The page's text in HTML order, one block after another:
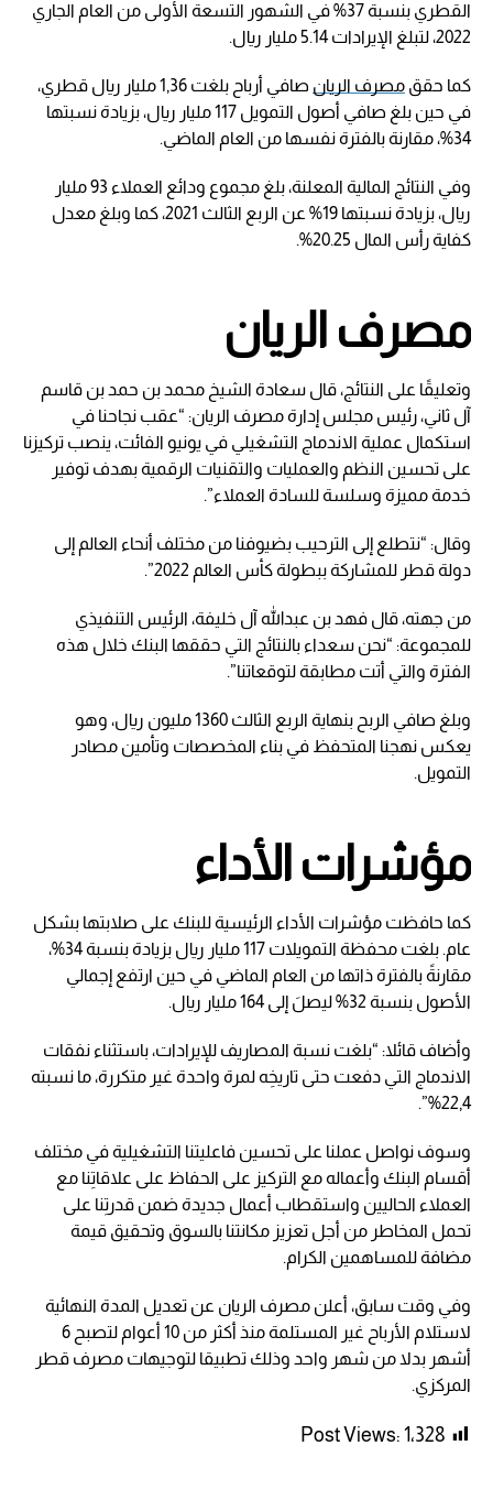
القطري بنسبة 37% في الشهور التسعة الأولى من العام الجاري
2022، لتبلغ الإيرادات 5.14 مليار ريال.
كما حقق مصرف الريان
صافي أرباح بلغت 1,36 مليار ريال قطري،
في حين بلغ صافي أصول التمويل 117 مليار ريال، بزيادة نسبتها
34%، مقارنة بالفترة نفسها من العام الماضي.
وفي النتائج المالية المعلنة، بلغ مجموع ودائع العملاء 93 مليار
ريال، بزيادة نسبتها 19% عن الربع الثالث 2021، كما وبلغ معدل
كفاية رأس المال 20.25%.
مصرف الريان
وتعليقًا على النتائج، قال سعادة الشيخ محمد بن حمد بن قاسم
آل ثاني، رئيس مجلس إدارة مصرف الريان: “عقب نجاحنا في
استكمال عملية الاندماج التشغيلي في يونيو الفائت، ينصب تركيزنا
على تحسين النظم والعمليات والتقنيات الرقمية بهدف توفير
خدمة مميزة وسلسة للسادة العملاء”.
وقال: “نتطلع إلى الترحيب بضيوفنا من مختلف أنحاء العالم إلى
دولة قطر للمشاركة ببطولة كأس العالم 2022”.
من جهته، قال فهد بن عبدالله آل خليفة، الرئيس التنفيذي
للمجموعة: “نحن سعداء بالنتائج التي حققها البنك خلال هذه
الفترة والتي أتت مطابقة لتوقعاتنا”.
وبلغ صافي الربح بنهاية الربع الثالث 1360 مليون ريال، وهو
يعكس نهجنا المتحفظ في بناء المخصصات وتأمين مصادر
التمويل.
مؤشرات الأداء
كما حافظت مؤشرات الأداء الرئيسية للبنك على صلابتها بشكل
عام. بلغت محفظة التمويلات 117 مليار ريال بزيادة بنسبة 34%،
مقارنةً بالفترة ذاتها من العام الماضي في حين ارتفع إجمالي
الأصول بنسبة 32% ليصلَ إلى 164 مليار ريال.
وأضاف قائلا: “بلغت نسبة المصاريف للإيرادات، باستثناء نفقات
الاندماج التي دفعت حتى تاريخِه لمرة واحدة غير متكررة، ما نسبته
22,4%”.
وسوف نواصل عملنا على تحسين فاعليتنا التشغيلية في مختلف
أقسام البنك وأعماله مع التركيز على الحفاظ على علاقاتِنا مع
العملاء الحاليين واستقطاب أعمال جديدة ضمن قدرتِنا على
تحمل المخاطر من أجل تعزيز مكانتنا بالسوق وتحقيق قيمة
مضافة للمساهمين الكرام.
وفي وقت سابق، أعلن مصرف الريان عن تعديل المدة النهائية
لاستلام الأرباح غير المستلمة منذ أكثر من 10 أعوام لتصبح 6
أشهر بدلا من شهر واحد وذلك تطبيقا لتوجيهات مصرف قطر
المركزي.
Post Views: 1٬328